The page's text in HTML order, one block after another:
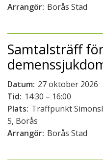
Arrangör: Borås Stad
Samtalsträff
Datum: 27 oktober 2026
Tid: 14:30 – 16:00
Plats: Träffpunkt
5, Borås
Arrangör: Borås Stad